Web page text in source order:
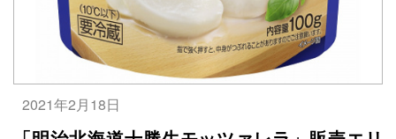
2021年2月18日